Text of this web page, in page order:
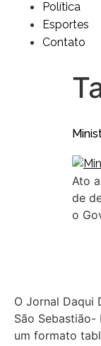
Política
Esportes
Contato
Ato
de
o
O Jornal Daqui
São Sebastião-
um formato